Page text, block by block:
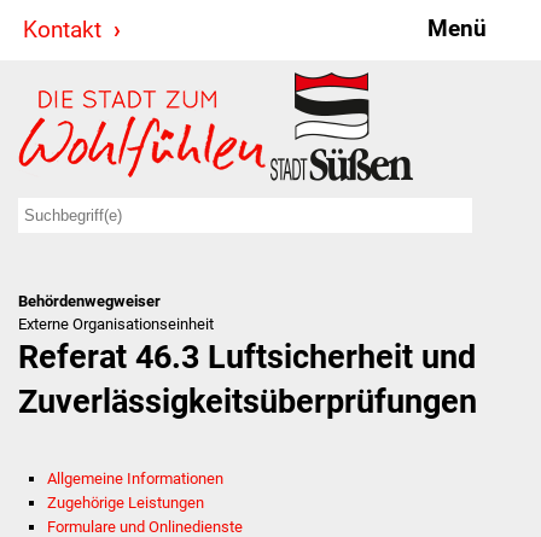
Kontakt Menü
Stadt & Politik
Bürgermeister
Ratsinformationssystem
Jugendbeirat
Behördenwegweiser
Externe Organisationseinheit
Referat 46.3 Luftsicherheit und
Zuverlässigkeitsüberprüfungen
Allgemeine Informationen
Zugehörige Leistungen
Formulare und Onlinedienste